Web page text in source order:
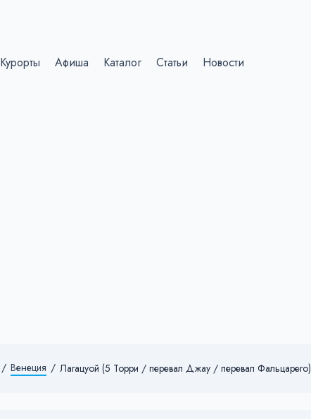
Курорты Афиша Каталог Статьи Новости
/ Венеция / Лагацуой (5 Торри / перевал Джау / перевал Фальцарего)